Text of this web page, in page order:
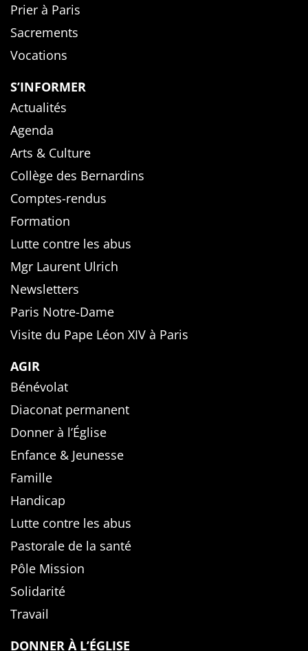
Prier à Paris
Sacrements
Vocations
S’INFORMER
Actualités
Agenda
Arts & Culture
Collège des Bernardins
Comptes-rendus
Formation
Lutte contre les abus
Mgr Laurent Ulrich
Newsletters
Paris Notre-Dame
Visite du Pape Léon XIV à Paris
AGIR
Bénévolat
Diaconat permanent
Donner à l’Église
Enfance & Jeunesse
Famille
Handicap
Lutte contre les abus
Pastorale de la santé
Pôle Mission
Solidarité
Travail
DONNER À L’ÉGLISE